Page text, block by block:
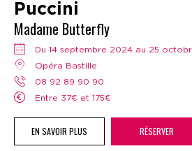
Puccini
Madame Butterfly
Du 14 septembre 2024 au 25
Opéra Bastille
08 92 89 90 90
Entre 37€ et 175€
EN SAVOIR PLUS RÉSERVER